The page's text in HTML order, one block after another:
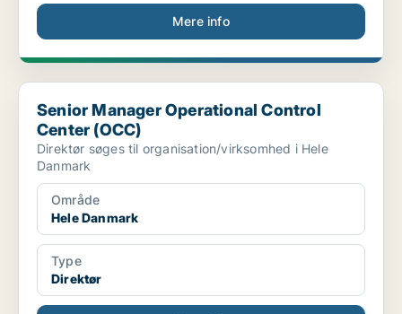
Mere info
Senior Manager Operational Control Center (OCC)
Senior Manager Operational Control
Center (OCC)
Direktør søges til organisation/virksomhed i Hele
Danmark
Område
Hele Danmark
Type
Direktør